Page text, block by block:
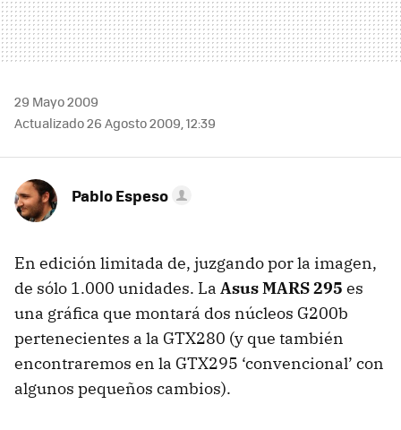
29 Mayo 2009
Actualizado 26 Agosto 2009, 12:39
Pablo Espeso
En edición limitada de, juzgando por la imagen,
de sólo 1.000 unidades. La AsusMARS295 es
una gráfica que montará dos núcleos G200b
pertenecientes a la GTX280 (y que también
encontraremos en la GTX295 ‘convencional’ con
algunos pequeños cambios).